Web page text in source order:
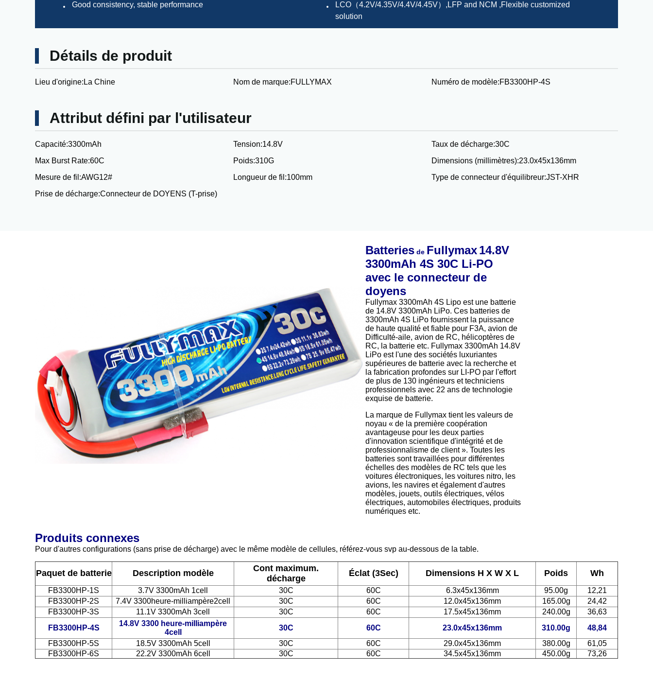
Good consistency, stable performance
LCO（4.2V/4.35V/4.4V/4.45V）,LFP and NCM ,Flexible customized
solution
Détails de produit
Lieu d'origine: La Chine Nom de marque:FULLYMAX Numéro de modèle:FB3300HP-4S
Attribut défini par l'utilisateur
Capacité:3300mAh Tension:14.8V Taux de décharge:30C
Max Burst Rate:60C Poids:310G Dimensions (millimètres):23.0x45x136mm
Mesure de fil:AWG12# Longueur de fil:100mm Type de connecteur d'équilibreur:JST-XHR
Prise de décharge:Connecteur de DOYENS (T-prise)
Batteries de Fullymax14.8V
3300mAh 4S 30C Li-PO
avec le connecteur de
doyens
Fullymax 3300mAh 4S Lipo est une batterie
de 14.8V 3300mAh LiPo. Ces batteries de
3300mAh 4S LiPo fournissent la puissance
de haute qualité et fiable pour F3A, avion de
Difficulté-aile, avion de RC, hélicoptères de
RC, la batterie etc. Fullymax 3300mAh 14.8V
LiPo est l'une des sociétés luxuriantes
supérieures de batterie avec la recherche et
la fabrication profondes sur LI-PO par l'effort
de plus de 130 ingénieurs et techniciens
professionnels avec 22 ans de technologie
exquise de batterie.
La marque de Fullymax tient les valeurs de
noyau « de la première coopération
avantageuse pour les deux parties
d'innovation scientifique d'intégrité et de
professionnalisme de client ». Toutes les
batteries sont travaillées pour différentes
échelles des modèles de RC tels que les
voitures électroniques, les voitures nitro, les
avions, les navires et également d'autres
modèles, jouets, outils électriques, vélos
électriques, automobiles électriques, produits
numériques etc.
Produits connexes
Pour d'autres configurations (sans prise de décharge) avec le même modèle de cellules, référez-vous svp au-dessous de la table.
Paquet de batterie Description modèle
Cont maximum.
décharge
Éclat (3Sec) Dimensions H X W X L Poids Wh
FB3300HP-1S 3.7V 3300mAh 1cell 30C 60C 6.3x45x136mm 95.00g
12,21
FB3300HP-2S
7.4V 3300heure-milliampère2cell 30C 60C 12.0x45x136mm 165.00g
24,42
FB3300HP-3S
11.1V 3300mAh 3cell 30C 60C 17.5x45x136mm 240.00g
36,63
FB3300HP-4S
14.8V 3300 heure-milliampère
4cell
30C 60C 23.0x45x136mm 310.00g
48,84
FB3300HP-5S
18.5V 3300mAh 5cell 30C 60C 29.0x45x136mm 380.00g
61,05
FB3300HP-6S
22.2V 3300mAh 6cell 30C 60C 34.5x45x136mm 450.00g 73,26